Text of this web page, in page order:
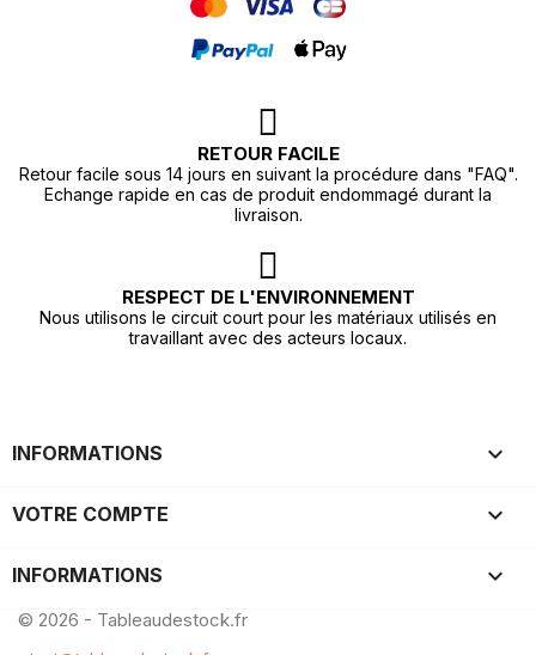
RETOUR FACILE
Retour facile sous 14 jours en suivant la procédure dans "FAQ".
Echange rapide en cas de produit endommagé durant la
livraison.
RESPECT DE L'ENVIRONNEMENT
Nous utilisons le circuit court pour les matériaux utilisés en
travaillant avec des acteurs locaux.
INFORMATIONS 
VOTRE COMPTE 
INFORMATIONS keyboard_arrow_down
© 2026 - Tableaudestock.fr